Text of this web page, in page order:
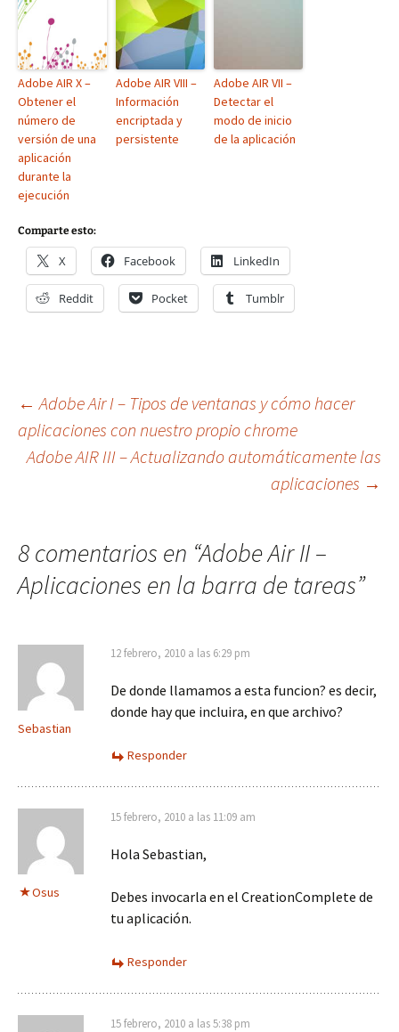
Adobe AIR X –
Obtener el
número de
versión de una
aplicación
durante la
ejecución
Adobe AIR VIII –
Información
encriptada y
persistente
Adobe AIR VII –
Detectar el
modo de inicio
de la aplicación
Comparte esto:
X Facebook LinkedIn
Reddit Pocket Tumblr
Navegación
de
← Adobe Air I – Tipos de ventanas y cómo hacer
aplicaciones con nuestro propio chrome
Adobe AIR III – Actualizando automáticamente las
aplicaciones →
8 comentarios en “Adobe Air II –
Aplicaciones en la barra de tareas”
Sebastian
12 febrero, 2010 a las 6:29 pm
De donde llamamos a esta funcion? es decir,
donde hay que incluira, en que archivo?
Responder
Osus
15 febrero, 2010 a las 11:09 am
Hola Sebastian,
Debes invocarla en el CreationComplete de
tu aplicación.
Responder
15 febrero, 2010 a las 5:38 pm